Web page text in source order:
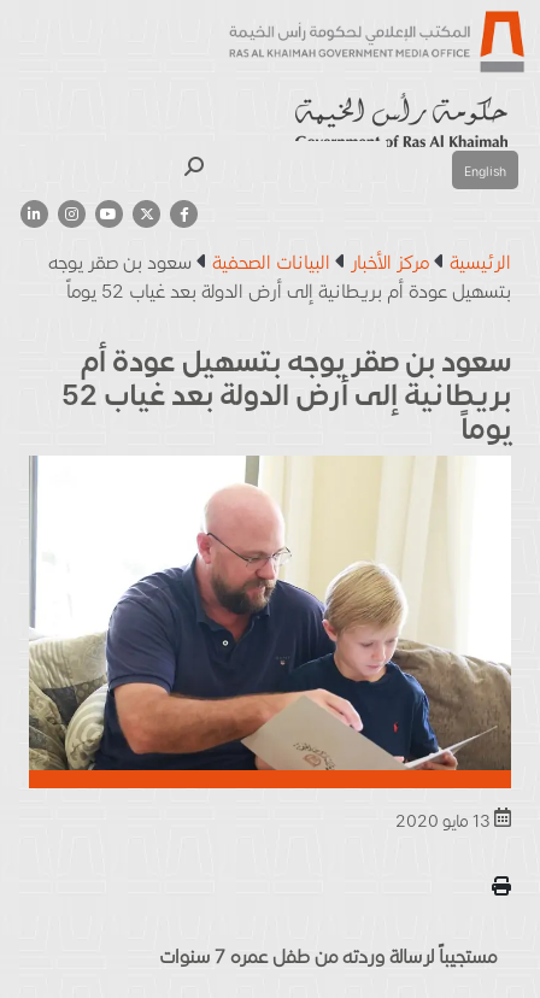
English
الرئيسية مركز الأخبار البيانات الصحفية
سعود بن صقر يوجه
بتسهيل عودة أم بريطانية إلى أرض الدولة بعد غياب 52 يوماً
سعود بن صقر يوجه بتسهيل عودة أم
بريطانية إلى أرض الدولة بعد غياب 52
يوماً
مستجيباً لرسالة وردته من طفل عمره 7 سنوات